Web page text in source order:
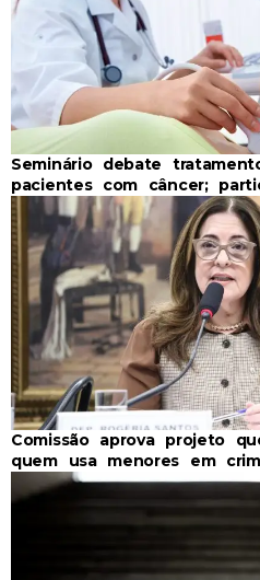
Seminário debate
pacientes com câncer;
Comissão aprova projeto
quem usa menores em